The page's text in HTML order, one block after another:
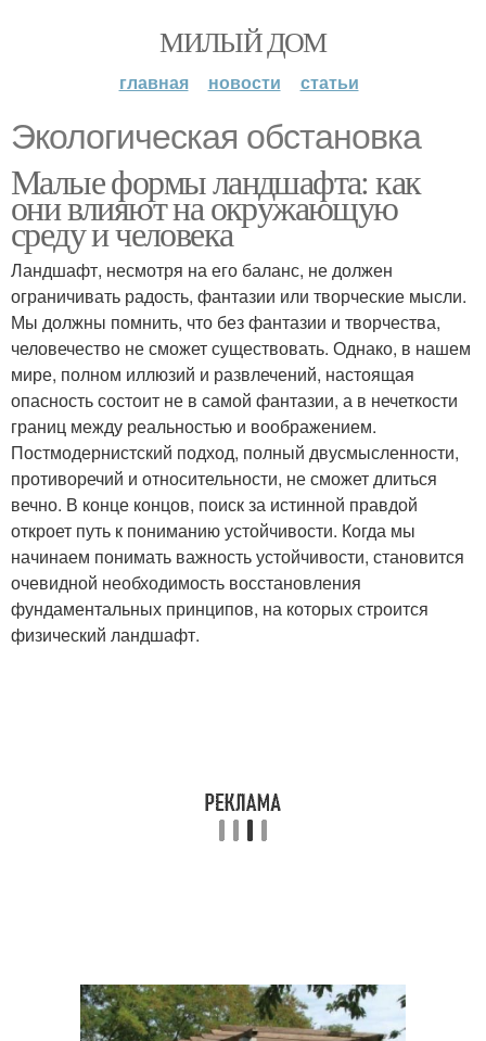
МИЛЫЙ ДОМ
главная новости статьи
Экологическая обстановка
Малые формы ландшафта: как
они влияют на окружающую
среду и человека
Ландшафт, несмотря на его баланс, не должен
ограничивать радость, фантазии или творческие мысли.
Мы должны помнить, что без фантазии и творчества,
человечество не сможет существовать. Однако, в нашем
мире, полном иллюзий и развлечений, настоящая
опасность состоит не в самой фантазии, а в нечеткости
границ между реальностью и воображением.
Постмодернистский подход, полный двусмысленности,
противоречий и относительности, не сможет длиться
вечно. В конце концов, поиск за истинной правдой
откроет путь к пониманию устойчивости. Когда мы
начинаем понимать важность устойчивости, становится
очевидной необходимость восстановления
фундаментальных принципов, на которых строится
физический ландшафт.